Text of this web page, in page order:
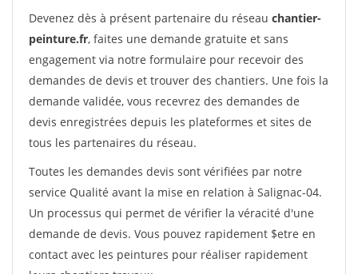
Devenez dès à présent partenaire du réseau chantier-
peinture.fr, faites une demande gratuite et sans
engagement via notre formulaire pour recevoir des
demandes de devis et trouver des chantiers. Une fois la
demande validée, vous recevrez des demandes de
devis enregistrées depuis les plateformes et sites de
tous les partenaires du réseau.
Toutes les demandes devis sont vérifiées par notre
service Qualité avant la mise en relation à Salignac-04.
Un processus qui permet de vérifier la véracité d'une
demande de devis. Vous pouvez rapidement $etre en
contact avec les peintures pour réaliser rapidement